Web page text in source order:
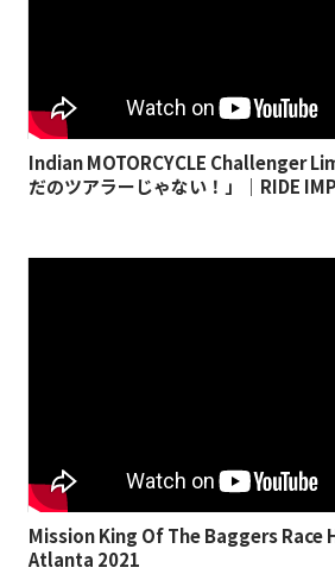
Indian MOTORCYCLE Challenger
だのツアラーじゃない！」｜RIDE
Mission King Of The Baggers
Atlanta 2021